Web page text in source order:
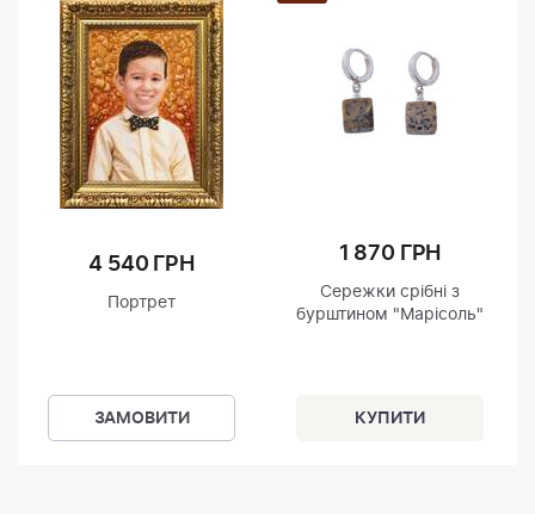
4 540 ГРН
Портрет
ЗАМОВИТИ
1 870 ГРН
Сережки срібні з
бурштином "Марісоль"